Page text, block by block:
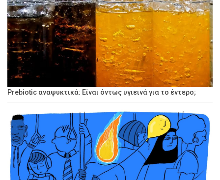
Prebiotic αναψυκτικά: Είναι όντως υγιεινά για το έντερο;